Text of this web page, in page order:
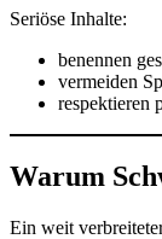
Seriöse Inhalte:
benennen
vermeiden
respektieren
Warum
Ein weit